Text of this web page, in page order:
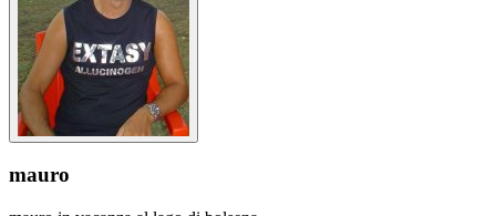
mauro